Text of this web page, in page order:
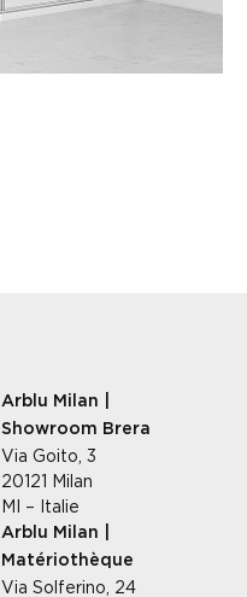
Arblu Milan |
Showroom Brera
Via Goito, 3
20121 Milan
MI – Italie
Arblu Milan |
Matériothèque
Via Solferino, 24